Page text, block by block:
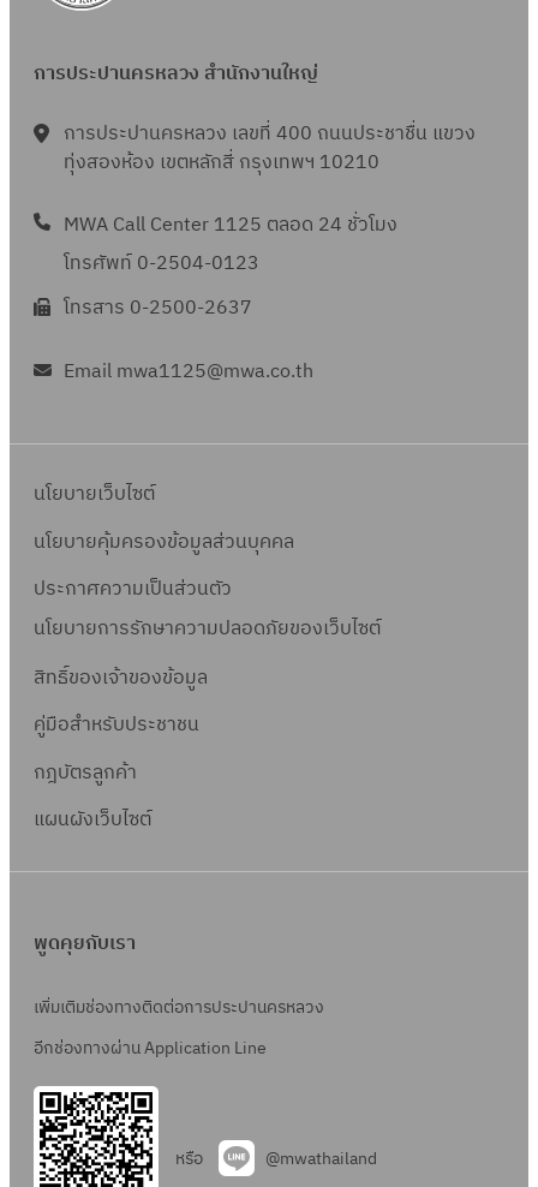
การประปานครหลวง สำนักงานใหญ่
การประปานครหลวง เลขที่ 400 ถนนประชาชื่น แขวง
ทุ่งสองห้อง เขตหลักสี่ กรุงเทพฯ 10210
MWA Call Center 1125 ตลอด 24 ชั่วโมง
โทรศัพท์ 0-2504-0123
โทรสาร 0-2500-2637
Email mwa1125@mwa.co.th
นโยบายเว็บไซต์
นโยบายคุ้มครองข้อมูลส่วนบุคคล
ประกาศความเป็นส่วนตัว
นโยบายการรักษาความปลอดภัยของเว็บไซต์
สิทธิ์ของเจ้าของข้อมูล
คู่มือสำหรับประชาชน
กฎบัตรลูกค้า
แผนผังเว็บไซต์
พูดคุยกับเรา
เพิ่มเติมช่องทางติดต่อการประปานครหลวง
อีกช่องทางผ่าน Application Line
หรือ @mwathailand